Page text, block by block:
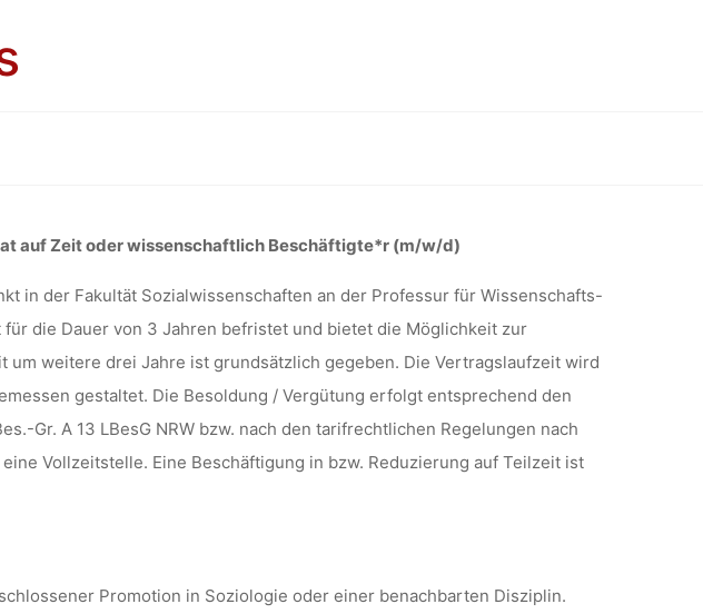
ODER
(M/W/D), TU
als Akademische Rätin bzw. Akademischer Rat auf Zeit oder wissenschaftlich Beschäftigte*r
auf Zeit oder wissenschaftlich Beschäftigte*r (m/w/d)
in der Fakultät Sozialwissenschaften an der Professur für Wissenschafts-
die Dauer von 3 Jahren befristet und bietet die Möglichkeit zur
um weitere drei Jahre ist grundsätzlich gegeben. Die Vertragslaufzeit wird
gestaltet. Die Besoldung / Vergütung erfolgt entsprechend den
Gr. A 13 LBesG NRW bzw. nach den tarifrechtlichen Regelungen nach
Vollzeitstelle. Eine Beschäftigung in bzw. Reduzierung auf Teilzeit ist
Promotion in Soziologie oder einer benachbarten Disziplin.